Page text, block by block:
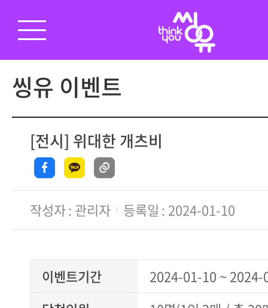
씽유 이벤트
[전시] 위대한 개츠비
작성자 관리자 등록일 2024-01-10
이벤트기간
2024-01-10 ~ 2024-